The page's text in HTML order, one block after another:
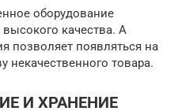
оборудование
качества. А
позволяет появляться на
некачественного товара.
И ХРАНЕНИЕ